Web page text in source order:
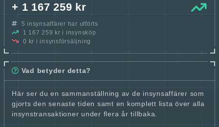
+ 1 167 259 kr
5 insynsaffärer har utförts
1 167 259 kr i insynsköp
0 kr i insynsförsäljning
Vad betyder detta?
Här ser du en sammanställning av de insynsaffärer som
gjorts den senaste tiden samt en komplett lista över alla
insynstransaktioner under flera år tillbaka.